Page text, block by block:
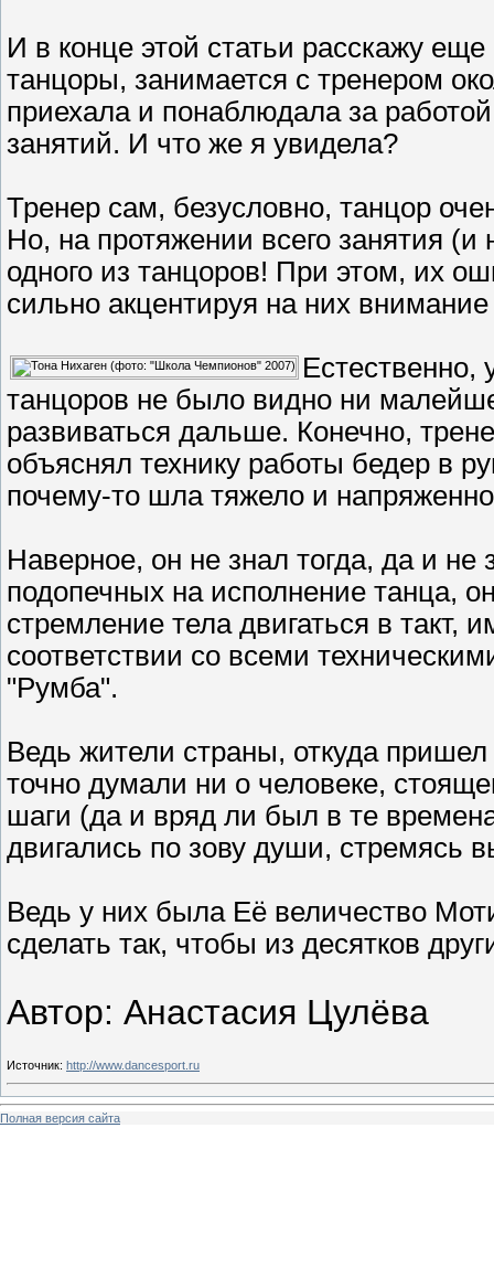
И в конце этой статьи расскажу
танцоры, занимается с тренером
приехала и понаблюдала за
занятий. И что же я увидела?
Тренер сам, безусловно, танцор
Но, на протяжении всего занятия (и
одного из танцоров! При этом, их
сильно акцентируя на них
Естественно,
танцоров не было видно ни
развиваться дальше. Конечно,
объяснял технику работы бедер в
почему-то шла тяжело и
Наверное, он не знал тогда, да и не
подопечных на исполнение танца,
стремление тела двигаться в такт,
соответствии со всеми
"Румба".
Ведь жители страны, откуда
точно думали ни о человеке,
шаги (да и вряд ли был в те
двигались по зову души, стремясь
Ведь у них была Её величество
сделать так, чтобы из десятков
Автор: Анастасия Цулёва
Источник: http://www.dancesport.ru
Полная версия сайта